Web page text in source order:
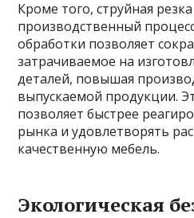
Кроме того, струйная
производственный
обработки позволяет
затрачиваемое на
деталей, повышая
выпускаемой продукции.
позволяет быстрее
рынка и удовлетворять
качественную мебель.
Экологическая